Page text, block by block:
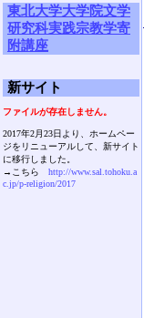
東北大学大学院文学
研究科実践宗教学寄
附講座
新サイト
ファイルが存在しません。
2017年2月23日より、ホームペー
ジをリニューアルして、新サイト
に移行しました。
→こちら http://www.sal.tohoku.a
c.jp/p-religion/2017